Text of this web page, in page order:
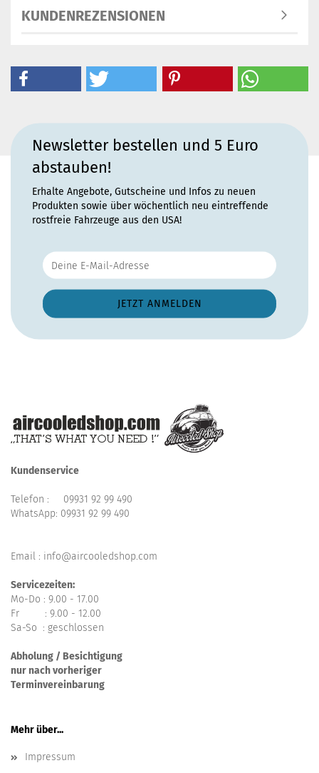
KUNDENREZENSIONEN
Newsletter bestellen und 5 Euro
abstauben!
Erhalte Angebote, Gutscheine und Infos zu neuen
Produkten sowie über wöchentlich neu eintreffende
rostfreie Fahrzeuge aus den USA!
Kundenservice
Telefon : 09931 92 99 490
WhatsApp: 09931 92 99 490
Email : info@aircooledshop.com
Servicezeiten:
Mo-Do : 9.00 - 17.00
Fr : 9.00 - 12.00
Sa-So : geschlossen
Abholung / Besichtigung
nur nach vorheriger
Terminvereinbarung
Mehr über...
Impressum